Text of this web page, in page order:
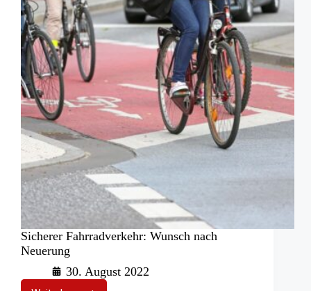
Sicherer Fahrradverkehr: Wunsch nach
Neuerung
30. August 2022